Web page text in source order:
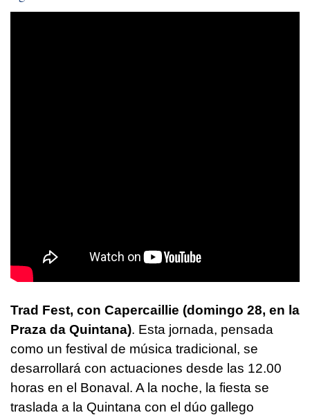
Trad Fest, con Capercaillie (domingo 28, en la
Praza da Quintana). Esta jornada, pensada
como un festival de música tradicional, se
desarrollará con actuaciones desde las 12.00
horas en el Bonaval. A la noche, la fiesta se
traslada a la Quintana con el dúo gallego